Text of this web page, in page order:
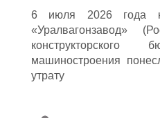
6 июля 2026 года
«Уралвагонзавод»
конструкторского
машиностроения
утрату